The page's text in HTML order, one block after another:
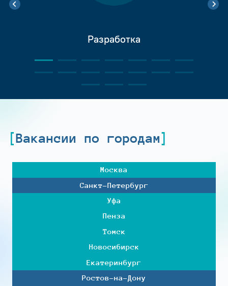
Разработка
Вакансии по городам
Москва
Санкт-Петербург
Уфа
Пенза
Томск
Новосибирск
Екатеринбург
Ростов-на-Дону